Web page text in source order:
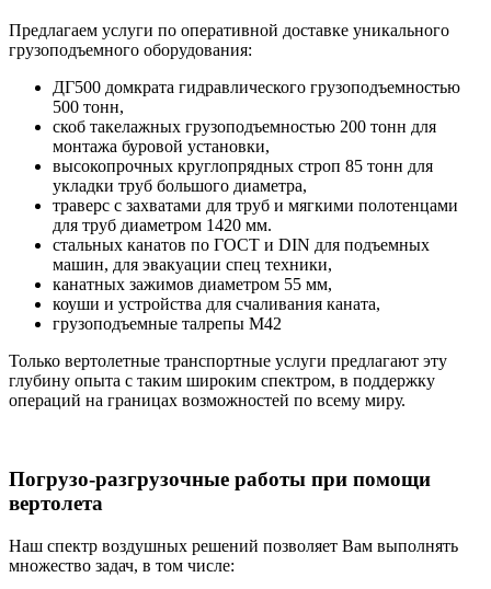
Предлагаем услуги по оперативной доставке уникального
грузоподъемного оборудования:
ДГ500 домкрата гидравлического грузоподъемностью
500 тонн,
скоб такелажных грузоподъемностью 200 тонн для
монтажа буровой установки,
высокопрочных круглопрядных строп 85 тонн для
укладки труб большого диаметра,
траверс с захватами для труб и мягкими полотенцами
для труб диаметром 1420 мм.
стальных канатов по ГОСТ и DIN для подъемных
машин, для эвакуации спец техники,
канатных зажимов диаметром 55 мм,
коуши и устройства для счаливания каната,
грузоподъемные талрепы М42
Только вертолетные транспортные услуги предлагают эту
глубину опыта с таким широким спектром, в поддержку
операций на границах возможностей по всему миру.
Погрузо-разгрузочные работы при помощи
вертолета
Наш спектр воздушных решений позволяет Вам выполнять
множество задач, в том числе: